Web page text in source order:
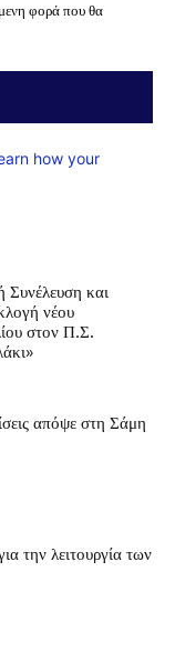
φορά που θα
how your
και
νέου
στον Π.Σ.
απόψε στη Σάμη
την λειτουργία των